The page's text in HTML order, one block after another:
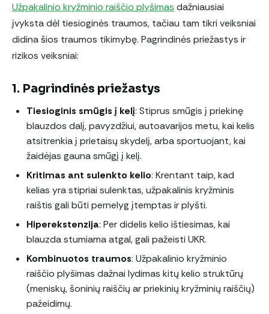
Užpakalinio kryžminio raiščio plyšimas dažniausiai
įvyksta dėl tiesioginės traumos, tačiau tam tikri veiksniai
didina šios traumos tikimybę. Pagrindinės priežastys ir
rizikos veiksniai:
1. Pagrindinės priežastys
Tiesioginis smūgis į kelį: Stiprus smūgis į priekinę
blauzdos dalį, pavyzdžiui, autoavarijos metu, kai kelis
atsitrenkia į prietaisų skydelį, arba sportuojant, kai
žaidėjas gauna smūgį į kelį.
Kritimas ant sulenkto kelio: Krentant taip, kad
kelias yra stipriai sulenktas, užpakalinis kryžminis
raištis gali būti pernelyg įtemptas ir plyšti.
Hiperekstenzija: Per didelis kelio ištiesimas, kai
blauzda stumiama atgal, gali pažeisti UKR.
Kombinuotos traumos: Užpakalinio kryžminio
raiščio plyšimas dažnai lydimas kitų kelio struktūrų
(meniskų, šoninių raiščių ar priekinių kryžminių raiščių)
pažeidimų.